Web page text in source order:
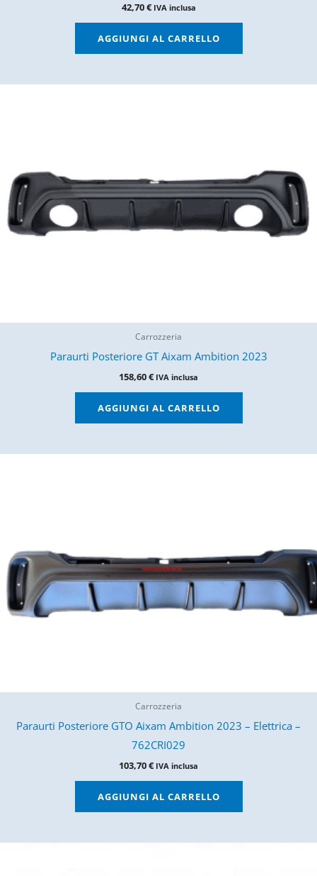
42,70€ IVA inclusa
AGGIUNGI AL CARRELLO
Carrozzeria
Paraurti Posteriore GT Aixam Ambition 2023
158,60€ IVA inclusa
AGGIUNGI AL CARRELLO
Carrozzeria
Paraurti Posteriore GTO Aixam Ambition 2023 – Elettrica –
762CRI029
103,70€ IVA inclusa
AGGIUNGI AL CARRELLO